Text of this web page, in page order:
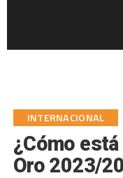
INTERNACIONAL
¿Cómo
Oro 2023/